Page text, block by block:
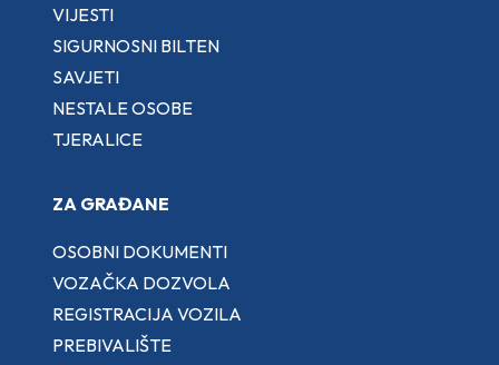
VIJESTI
SIGURNOSNI BILTEN
SAVJETI
NESTALE OSOBE
TJERALICE
ZA GRAĐANE
OSOBNI DOKUMENTI
VOZAČKA DOZVOLA
REGISTRACIJA VOZILA
PREBIVALIŠTE